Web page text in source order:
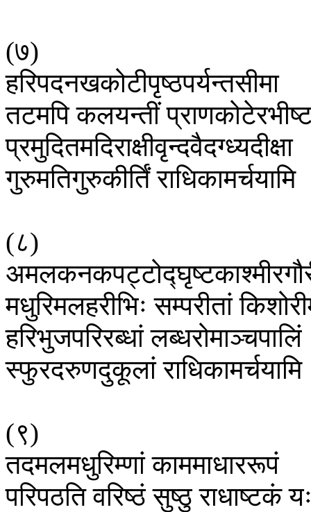
(७)
हरिपदनखकोटीपृष्ठपर्यन्तसीमा
तटमपि कलयन्तीं
प्रमुदितमदिराक्षीवृन्दवैदग्ध्यदीक्षा
गुरुमतिगुरुकीर्तिं राधिकामर्चयामि
(८)
मधुरिमलहरीभिः सम्परीतां
हरिभुजपरिरब्धां लब्धरोमाञ्चपालिं
स्फुरदरुणदुकूलां राधिकामर्चयामि
(९)
तदमलमधुरिम्णां काममाधाररूपं
परिपठति वरिष्ठं सुष्ठु राधाष्टकं